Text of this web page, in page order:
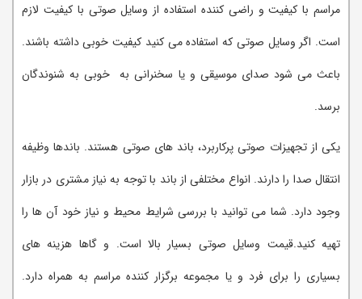
مراسم با کیفیت و راضی کننده استفاده از وسایل صوتی با کیفیت لازم
است. اگر وسایل صوتی که استفاده می کنید کیفیت خوبی داشته باشند.
باعث می شود صدای موسیقی و یا سخنرانی به خوبی به شنوندگان
برسد.
یکی از تجهیزات صوتی پرکاربرد، باند های صوتی هستند. باندها وظیفه
انتقال صدا را دارند. انواع مختلفی از باند با توجه به نیاز مشتری در بازار
وجود دارد. شما می توانید با بررسی شرایط محیط و نیاز خود آن ها را
تهیه کنید.قیمت وسایل صوتی بسیار بالا است. و گاها هزینه های
بسیاری را برای فرد و یا مجموعه برگزار کننده مراسم به همراه دارد.